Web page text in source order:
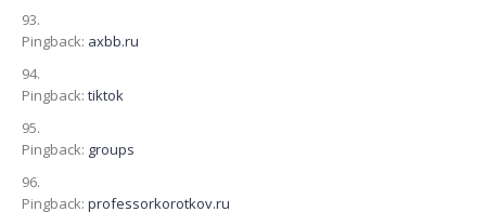
Pingback: axbb.ru
Pingback: tiktok
Pingback: groups
Pingback: professorkorotkov.ru